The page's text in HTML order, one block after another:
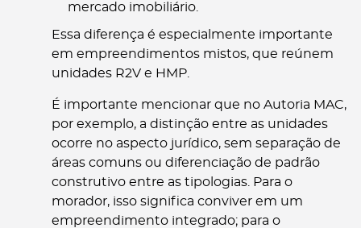
mercado imobiliário.
Essa diferença é especialmente importante
em empreendimentos mistos, que reúnem
unidades R2V e HMP.
É importante mencionar que no Autoria MAC,
por exemplo, a distinção entre as unidades
ocorre no aspecto jurídico, sem separação de
áreas comuns ou diferenciação de padrão
construtivo entre as tipologias. Para o
morador, isso significa conviver em um
empreendimento integrado; para o